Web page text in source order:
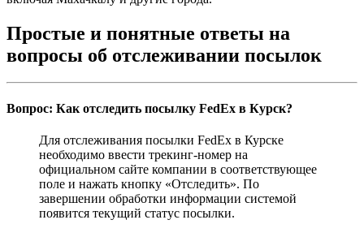
Простые и понятные ответы на
вопросы об отслеживании посылок
Вопрос: Как отследить посылку FedEx в Курск?
Для отслеживания посылки FedEx в Курске
необходимо ввести трекинг-номер на
официальном сайте компании в соответствующее
поле и нажать кнопку «Отследить». По
завершении обработки информации системой
появится текущий статус посылки.